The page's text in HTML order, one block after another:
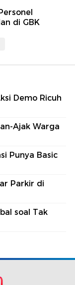
di GBK
Demo Ricuh
Ajak Warga
Punya Basic
Parkir di
soal Tak